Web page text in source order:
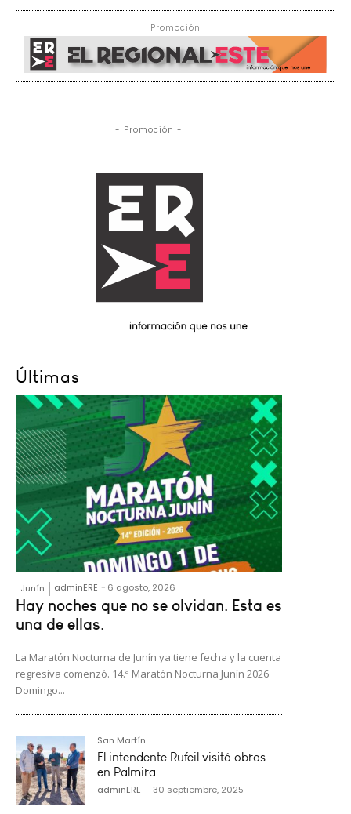
- Promoción -
- Promoción -
Últimas
Junín adminERE - 6 agosto, 2026
Hay noches que no se olvidan. Esta es
una de ellas.
La Maratón Nocturna de Junín ya tiene fecha y la cuenta
regresiva comenzó. 14.ª Maratón Nocturna Junín 2026
Domingo...
San Martín
El intendente Rufeil visitó obras
en Palmira
adminERE - 30 septiembre, 2025